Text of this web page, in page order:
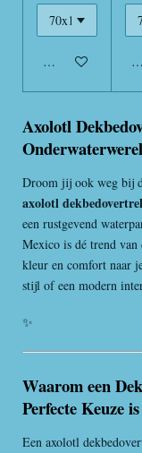
In winkelwagen
Axolotl
Droom jij ook weg bij
axolotl
een rustgevend
Mexico is dé trend van
kleur en comfort naar
stijl of een modern
✨
Waarom een
Perfecte Keuze
Een axolotl